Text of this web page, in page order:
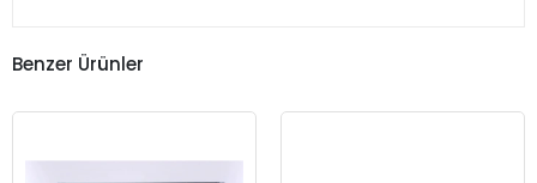
Benzer Ürünler